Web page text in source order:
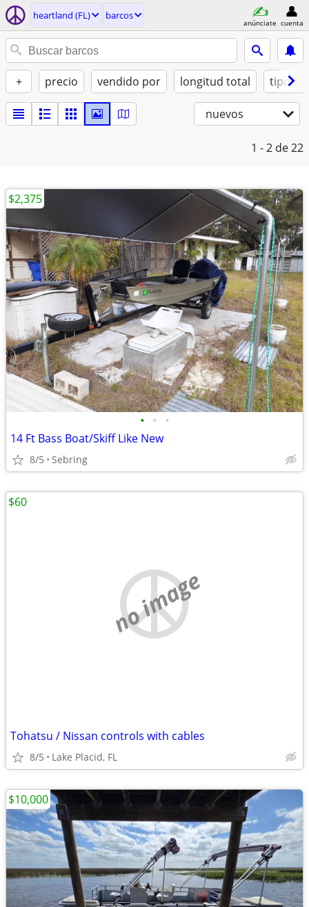
heartland (FL) barcos
anúnciate cuenta
+ precio vendido por longitud total tipo
nuevos
1 - 2 de 22
• • •
14 Ft Bass Boat/Skiff Like New
8/5 Sebring
$2,375
no image
Tohatsu / Nissan controls with cables
8/5 Lake Placid, FL
$60
$10,000